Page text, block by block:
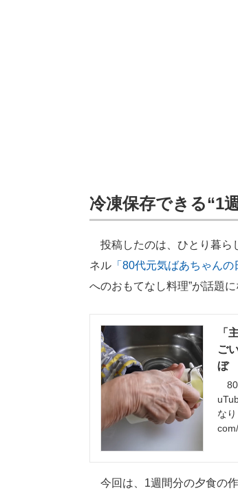
冷凍保存できる“1
投稿したのは、ひとり暮ら
ネル 「80代元気ばあちゃんの
へのおもてなし料理”が話題に
「
ご
ぼ
80
な
今回は、1週間分の夕食の